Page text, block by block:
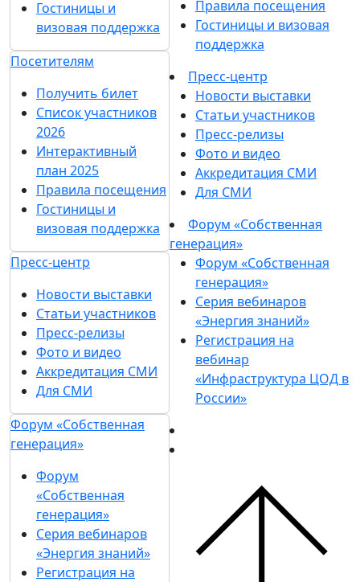
Гостиницы и
визовая поддержка
Посетителям
Получить билет
Список участников
2026
Интерактивный
план 2025
Правила посещения
Гостиницы и
визовая поддержка
Пресс-центр
Новости выставки
Статьи участников
Пресс-релизы
Фото и видео
Аккредитация СМИ
Для СМИ
Форум «Собственная
генерация»
Форум
«Собственная
генерация»
Серия вебинаров
«Энергия знаний»
Регистрация на
Правила посещения
Гостиницы и визовая
поддержка
Пресс-центр
Новости выставки
Статьи участников
Пресс-релизы
Фото и видео
Аккредитация СМИ
Для СМИ
Форум «Собственная
генерация»
Форум «Собственная
генерация»
Серия вебинаров
«Энергия знаний»
Регистрация на
вебинар
«Инфраструктура ЦОД в
России»